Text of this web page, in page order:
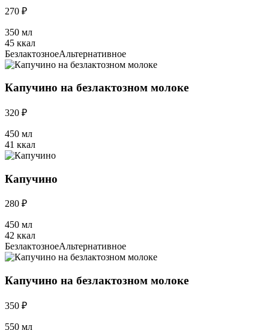
270 ₽
350 мл
45 ккал
БезлактозноеАльтернативное
Капучино на безлактозном молоке
320 ₽
450 мл
41 ккал
Капучино
280 ₽
450 мл
42 ккал
БезлактозноеАльтернативное
Капучино на безлактозном молоке
350 ₽
550 мл